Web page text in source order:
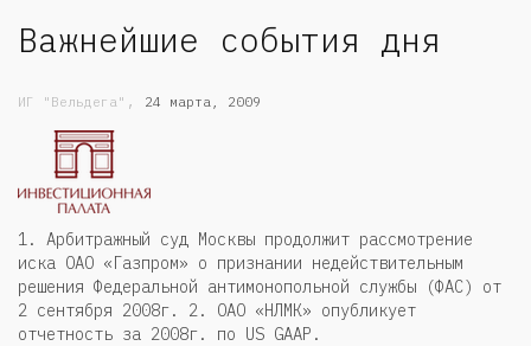
Важнейшие события дня
ИГ "Вельдега" , 24 марта, 2009
1. Арбитражный суд Москвы продолжит рассмотрение
иска ОАО «Газпром» о признании недействительным
решения Федеральной антимонопольной службы (ФАС) от
2 сентября 2008г. 2. ОАО «НЛМК» опубликует
отчетность за 2008г. по US GAAP.